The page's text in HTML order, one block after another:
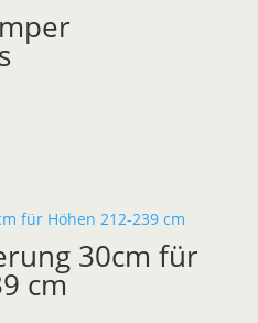
30cm für
cm